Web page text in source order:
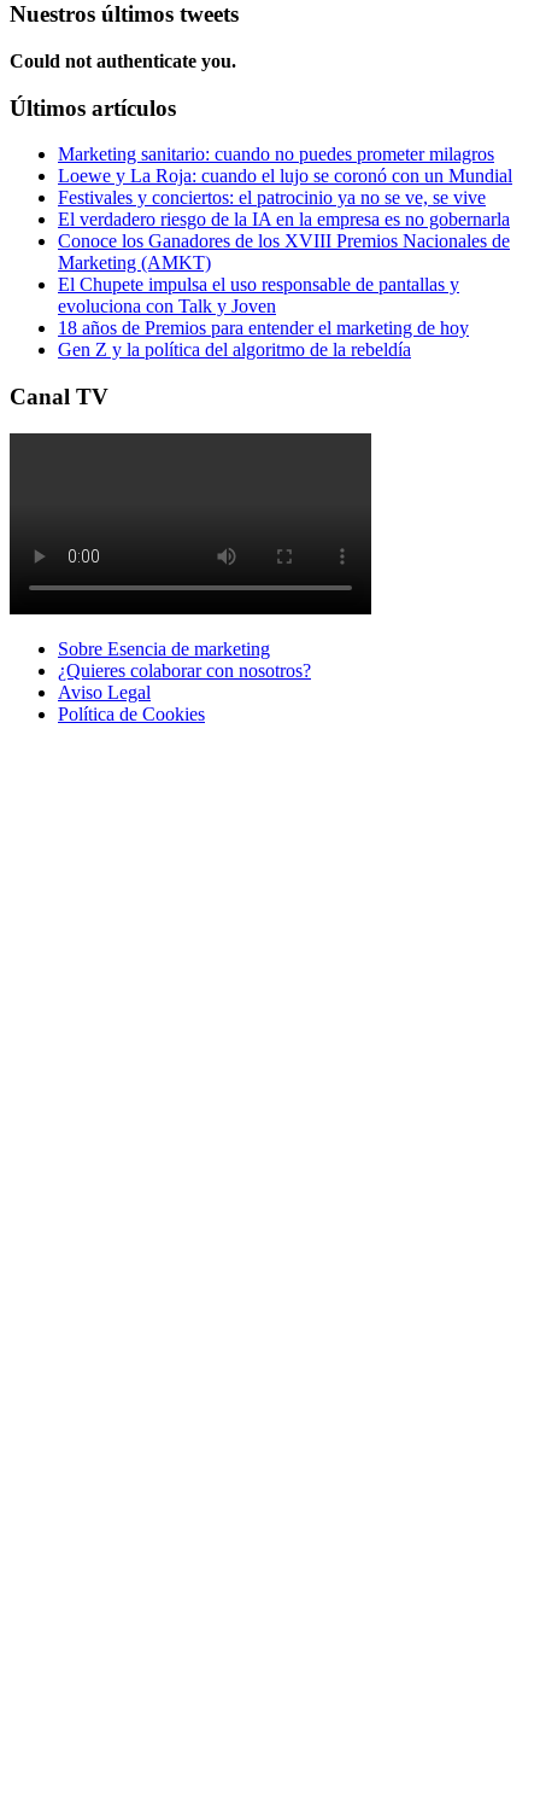
Nuestros últimos tweets
Could not authenticate you.
Últimos artículos
Marketing sanitario: cuando no puedes prometer milagros
Loewe y La Roja: cuando el lujo se coronó con un Mundial
Festivales y conciertos: el patrocinio ya no se ve, se vive
El verdadero riesgo de la IA en la empresa es no gobernarla
Conoce los Ganadores de los XVIII Premios Nacionales de
Marketing (AMKT)
El Chupete impulsa el uso responsable de pantallas y
evoluciona con Talk y Joven
18 años de Premios para entender el marketing de hoy
Gen Z y la política del algoritmo de la rebeldía
Canal TV
Sobre Esencia de marketing
¿Quieres colaborar con nosotros?
Aviso Legal
Polí­tica de Cookies